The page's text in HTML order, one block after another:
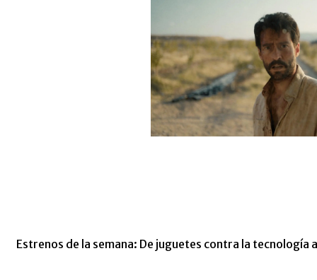
Estrenos de la semana: De juguetes contra la tecnología